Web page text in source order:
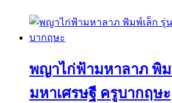
พญาไก่ฟ้ามหาลาภ พิม
มหาเศรษฐี ครูบากฤษะ